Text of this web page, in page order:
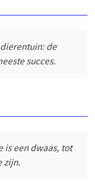
de
succes.
is een dwaas, tot
zijn.